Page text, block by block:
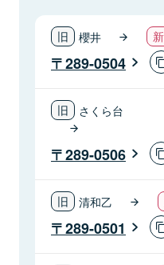
櫻井
289-0504
さくら台
289-0506
清和乙
289-0501